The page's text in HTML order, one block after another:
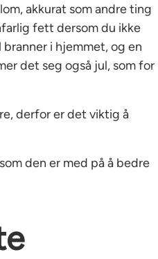
akkurat som andre ting
fett dersom du ikke
i hjemmet, og en
det seg også jul, som for
derfor er det viktig å
den er med på å bedre